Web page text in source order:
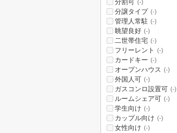
分割可 (-)
分譲タイプ (-)
管理人常駐 (-)
眺望良好 (-)
二世帯住宅 (-)
フリーレント (-)
カードキー (-)
オープンハウス (-)
外国人可 (-)
ガスコンロ設置可 (-)
ルームシェア可 (-)
学生向け (-)
カップル向け (-)
女性向け (-)